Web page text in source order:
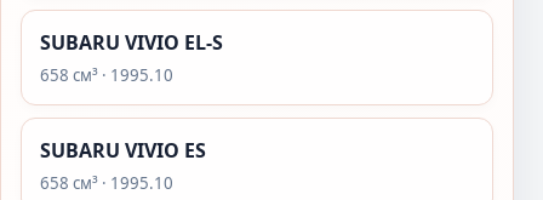
SUBARU VIVIO EL-S
658 см³ · 1995.10
SUBARU VIVIO ES
658 см³ · 1995.10